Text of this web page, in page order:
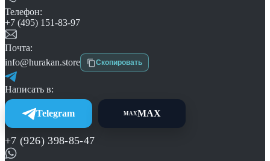
Телефон:
+7 (495) 151-83-97
Почта:
info@hurakan.store
Скопировать
Написать в:
Telegram MAXMAX
+7 (926) 398-85-47